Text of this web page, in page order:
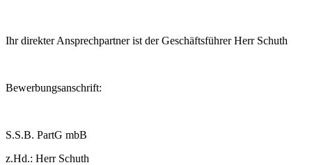
Ihr direkter Ansprechpartner ist der Geschäftsführer Herr Schuth
Bewerbungsanschrift:
S.S.B. PartG mbB
z.Hd.: Herr Schuth